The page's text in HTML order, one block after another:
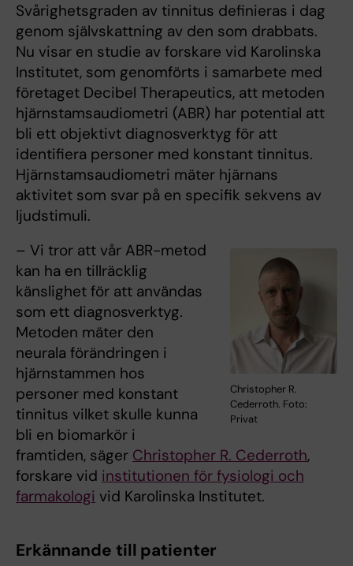
Svårighetsgraden av tinnitus definieras i dag
genom självskattning av den som drabbats.
Nu visar en studie av forskare vid Karolinska
Institutet, som genomförts i samarbete med
företaget Decibel Therapeutics, att metoden
hjärnstamsaudiometri (ABR) har potential att
bli ett objektivt diagnosverktyg för att
identifiera personer med konstant tinnitus.
Hjärnstamsaudiometri mäter hjärnans
aktivitet som svar på en specifik sekvens av
ljudstimuli.
Christopher R.
Cederroth. Foto:
Privat
– Vi tror att vår ABR-metod
kan ha en tillräcklig
känslighet för att användas
som ett diagnosverktyg.
Metoden mäter den
neurala förändringen i
hjärnstammen hos
personer med konstant
tinnitus vilket skulle kunna
bli en biomarkör i
framtiden, säger Christopher R. Cederroth,
forskare vid institutionen för fysiologi och
farmakologi vid Karolinska Institutet.
Erkännande till patienter